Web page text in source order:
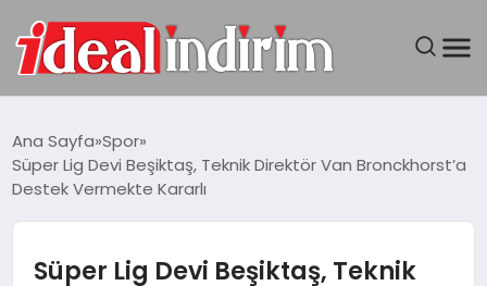
BILGISAYAR
Ana Sayfa Spor
Süper Lig Devi Beşiktaş, Teknik Direktör Van Bronckhorst’a
Destek Vermekte Kararlı
Süper Lig Devi Beşiktaş, Teknik